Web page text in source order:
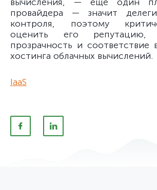
провайдера — значит
контроля, поэтому
оценить его репутацию,
прозрачность и соответствие
хостинга облачных вычислений.
IaaS